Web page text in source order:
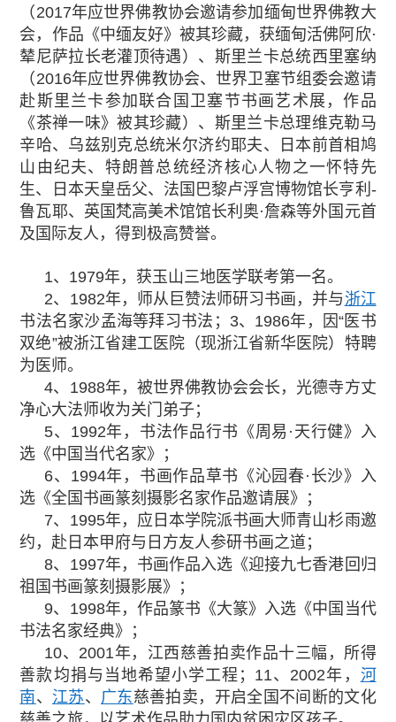
（2017年应世界佛教协会邀请参加缅甸世界佛教大
会，作品《中缅友好》被其珍藏，获缅甸活佛阿欣·
辇尼萨拉长老灌顶待遇）、斯里兰卡总统西里塞纳
（2016年应世界佛教协会、世界卫塞节组委会邀请
赴斯里兰卡参加联合国卫塞节书画艺术展，作品
《茶禅一味》被其珍藏）、斯里兰卡总理维克勒马
辛哈、乌兹别克总统米尔济约耶夫、日本前首相鸠
山由纪夫、特朗普总统经济核心人物之一怀特先
生、日本天皇岳父、法国巴黎卢浮宫博物馆长亨利-
鲁瓦耶、英国梵高美术馆馆长利奥·詹森等外国元首
及国际友人，得到极高赞誉。
1、1979年，获玉山三地医学联考第一名。
2、1982年，师从巨赞法师研习书画，并与浙江
书法名家沙孟海等拜习书法；3、1986年，因“医书
双绝”被浙江省建工医院（现浙江省新华医院）特聘
为医师。
4、1988年，被世界佛教协会会长，光德寺方丈
净心大法师收为关门弟子；
5、1992年，书法作品行书《周易·天行健》入
选《中国当代名家》；
6、1994年，书画作品草书《沁园春·长沙》入
选《全国书画篆刻摄影名家作品邀请展》；
7、1995年，应日本学院派书画大师青山杉雨邀
约，赴日本甲府与日方友人参研书画之道；
8、1997年，书画作品入选《迎接九七香港回归
祖国书画篆刻摄影展》；
9、1998年，作品篆书《大篆》入选《中国当代
书法名家经典》；
10、2001年，江西慈善拍卖作品十三幅，所得
善款均捐与当地希望小学工程；11、2002年， 河
南、 江苏、 广东慈善拍卖，开启全国不间断的文化